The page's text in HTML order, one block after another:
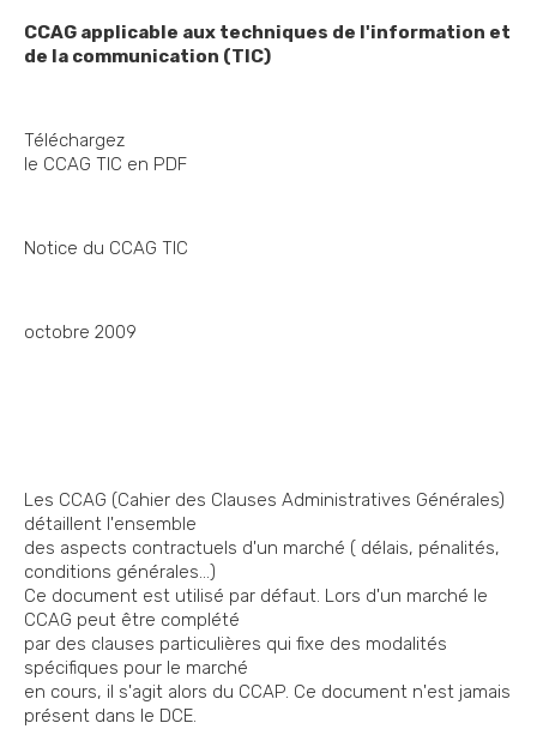
CCAG applicable aux techniques de l'information et
de la communication (TIC)
Téléchargez
le CCAG TIC en PDF
Notice du CCAG TIC
octobre 2009
Les CCAG (Cahier des Clauses Administratives Générales)
détaillent l'ensemble
des aspects contractuels d'un marché ( délais, pénalités,
conditions générales...)
Ce document est utilisé par défaut. Lors d'un marché le
CCAG peut être complété
par des clauses particulières qui fixe des modalités
spécifiques pour le marché
en cours, il s'agit alors du CCAP. Ce document n'est jamais
présent dans le DCE.